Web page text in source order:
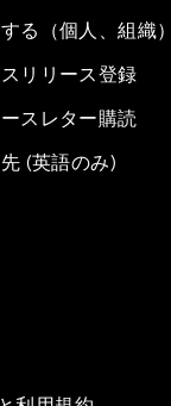
る（個人、組織）
リリース登録
スレター購読
(英語のみ)